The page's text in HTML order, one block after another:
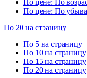
По цене: По
По цене: По
По 20 на страницу
По 5 на страницу
По 10 на страницу
По 15 на страницу
По 20 на страницу